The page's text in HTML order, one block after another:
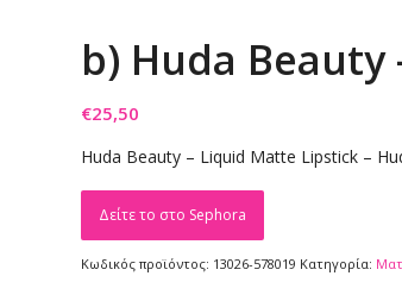
b) Huda
€25,50
Huda Beauty – Liquid Matte Lipstick –
Δείτε το στο Sephora
Κωδικός προϊόντος: 13026-578019 Κατηγορία: